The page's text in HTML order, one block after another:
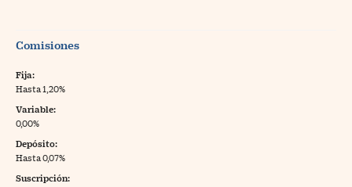
Comisiones
Fija:
Hasta 1,20%
Variable:
0,00%
Depósito:
Hasta 0,07%
Suscripción: